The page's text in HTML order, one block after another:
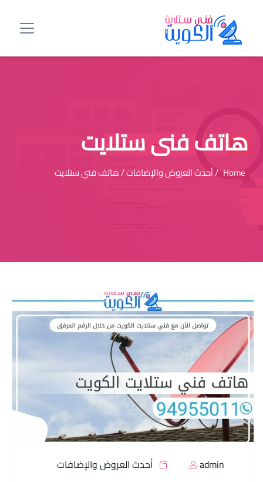
هاتف فني ستلايت
Home / أحدث العروض والإضافات / هاتف فني ستلايت
admin أحدث العروض والإضافات